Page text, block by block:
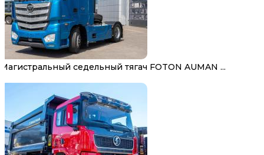
Магистральный седельный тягач FOTON AUMAN ...